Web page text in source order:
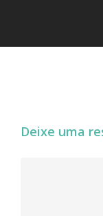
Deixe uma